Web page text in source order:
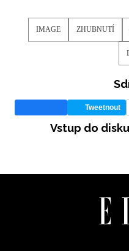
NEWSLETTER
IMAGE ZHUBNUTÍ
Tweetnout
Vstup do